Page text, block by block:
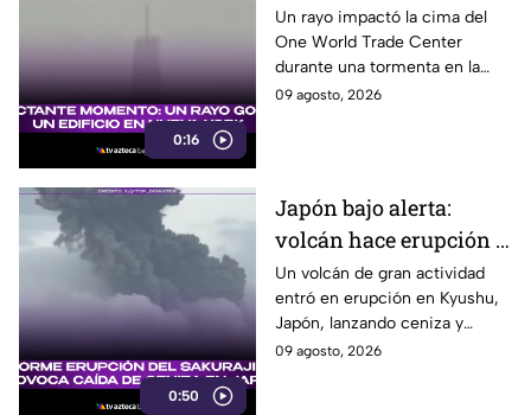
0:16
World Trade Center en
Nueva York
Un rayo impactó la cima del
One World Trade Center
durante una tormenta en la
costa este de Estados Unidos,
09 agosto, 2026
0:50
Japón bajo alerta:
volcán hace erupción y
lanza ceniza a más de 2
mil metros
Un volcán de gran actividad
entró en erupción en Kyushu,
Japón, lanzando ceniza y
material volcánico a más de 2
09 agosto, 2026